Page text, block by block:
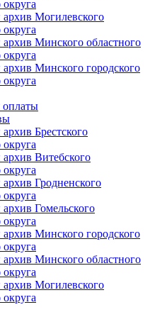
Могилевского
Минского областного
Минского городского
оплаты
Брестского
Витебского
Гродненского
Гомельского
Минского городского
Минского областного
Могилевского